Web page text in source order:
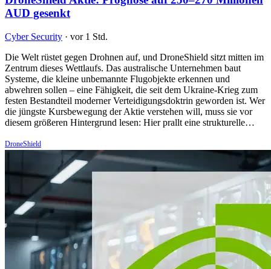
AUD gesenkt
Cyber Security · vor 1 Std.
Die Welt rüstet gegen Drohnen auf, und DroneShield sitzt mitten im
Zentrum dieses Wettlaufs. Das australische Unternehmen baut
Systeme, die kleine unbemannte Flugobjekte erkennen und
abwehren sollen – eine Fähigkeit, die seit dem Ukraine-Krieg zum
festen Bestandteil moderner Verteidigungsdoktrin geworden ist. Wer
die jüngste Kursbewegung der Aktie verstehen will, muss sie vor
diesem größeren Hintergrund lesen: Hier prallt eine strukturelle…
DroneShield